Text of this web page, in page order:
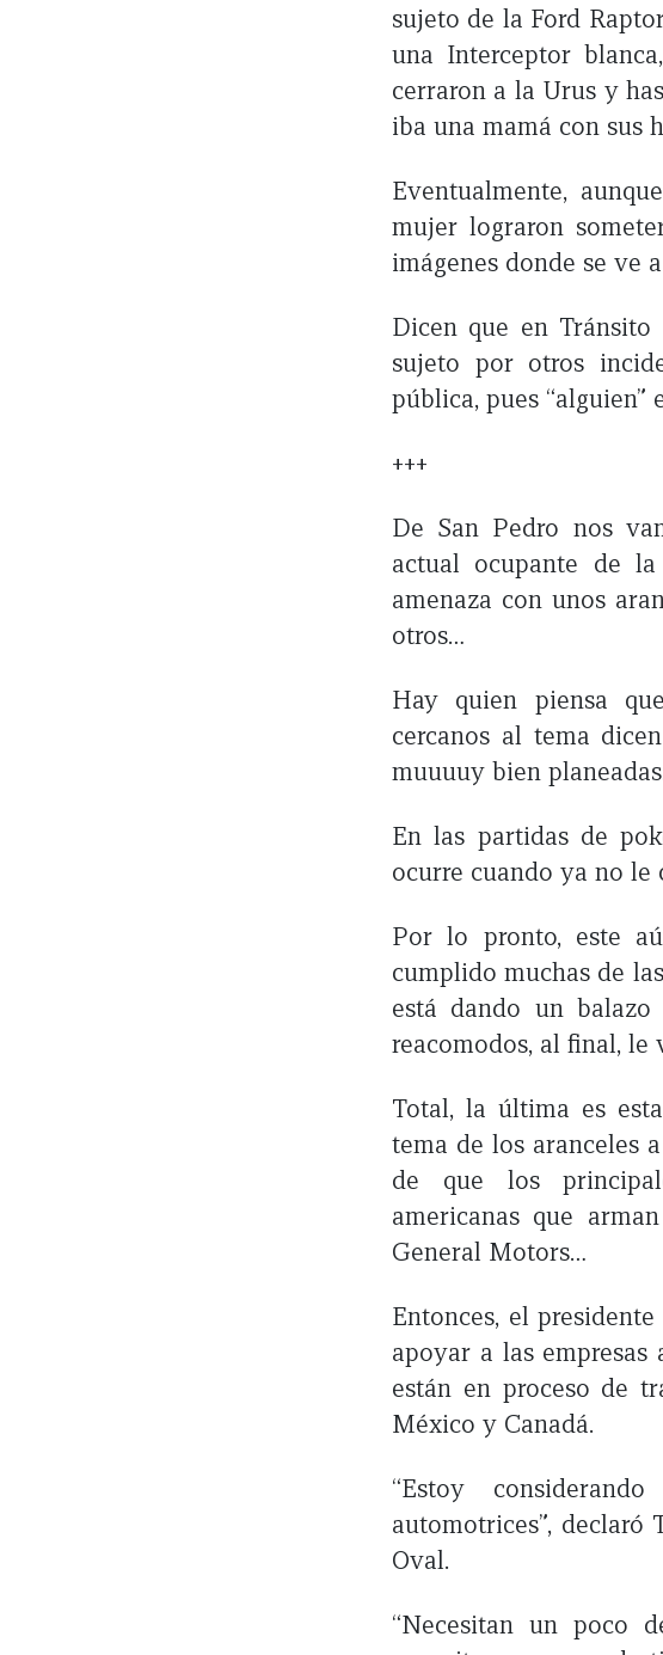
sujeto de la Ford
una Interceptor
cerraron a la Urus y
iba una mamá con sus
Eventualmente,
mujer lograron
imágenes donde se ve
Dicen que en
sujeto por otros
pública, pues “alguien”
+++
De San Pedro nos
actual ocupante de
amenaza con unos
otros…
Hay quien piensa
cercanos al tema
muuuuy bien
En las partidas de
ocurre cuando ya no le
Por lo pronto, este
cumplido muchas de
está dando un
reacomodos, al final,
Total, la última es
tema de los aranceles
de que los
americanas que
General Motors…
Entonces, el
apoyar a las
están en proceso de
México y Canadá.
“Estoy
automotrices”, declaró
Oval.
“Necesitan un poco